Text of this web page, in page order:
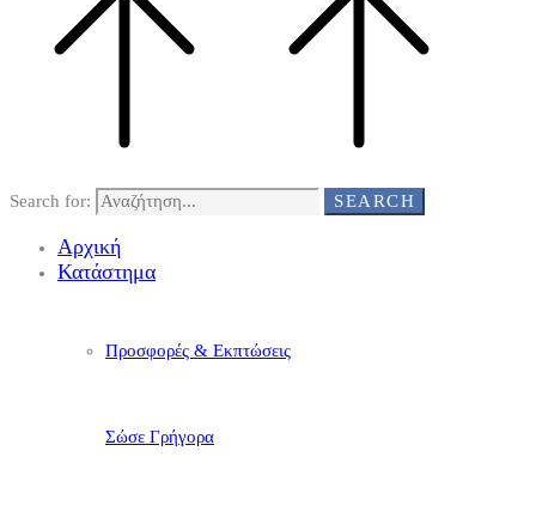
Search for: SEARCH
Αρχική
Κατάστημα
Προσφορές & Εκπτώσεις
Σώσε Γρήγορα